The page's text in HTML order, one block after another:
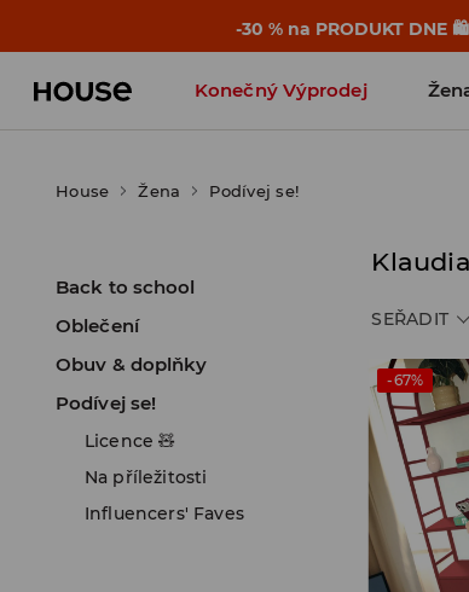
-30 % na PRODUKT
Konečný Výprodej
House Žena Podívej se!
Back to school
Oblečení
Obuv & doplňky
Podívej se!
Licence 🧸
Na příležitosti
Influencers' Faves
SEŘADIT
-67%